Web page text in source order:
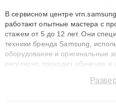
В сервисном центре
работают опытные мастера с
стажем от 5 до 12 лет. Они
техники бренда Samsung,
оборудование и оригинальные
регулярно проходит обучение
технику с сохранением